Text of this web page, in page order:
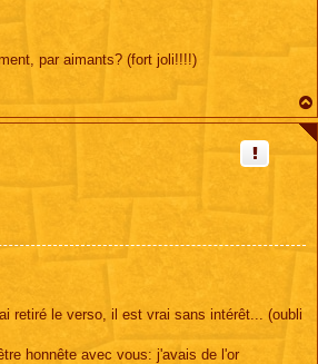
par aimants? (fort joli!!!!)
retiré le verso, il est vrai sans intérêt... (oubli
honnête avec vous: j'avais de l'or